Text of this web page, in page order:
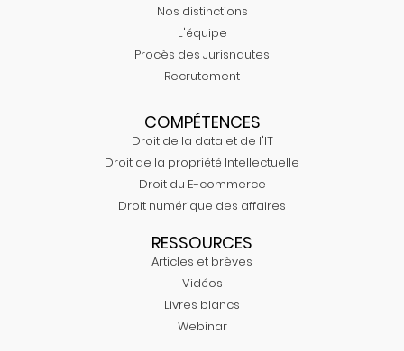
Nos distinctions
L'équipe
Procès des Jurisnautes
Recrutement
COMPÉTENCES
Droit de la data et de l'IT
Droit de la propriété Intellectuelle
Droit du E-commerce
Droit numérique des affaires
RESSOURCES
Articles et brèves
Vidéos
Livres blancs
Webinar